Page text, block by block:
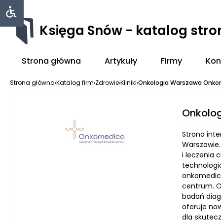
Księga Snów - katalog
Strona główna Artykuły Firmy
Strona główna›Katalog firm›Zdrowie›Kliniki›Onkologia Warszawa
Strona
i leczenia
centrum.
badań
oferuje
dla